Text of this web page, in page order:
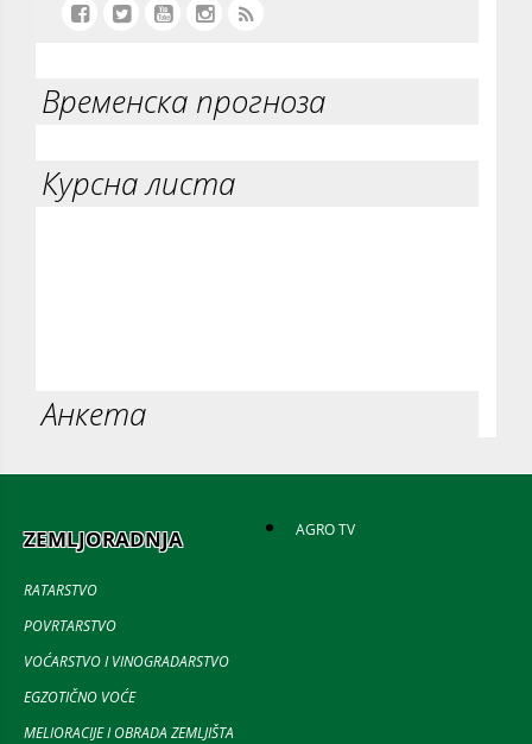
Временска прогноза
Курсна листа
Анкета
ZEMLJORADNJA
RATARSTVO
POVRTARSTVO
VOĆARSTVO I VINOGRADARSTVO
EGZOTIČNO VOĆE
MELIORACIJE I OBRADA ZEMLJIŠTA
AGRO TV